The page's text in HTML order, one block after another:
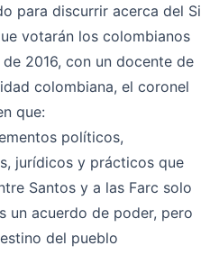
para discurrir acerca del Si
votarán los colombianos
2016, con un docente de
colombiana, el coronel
que:
políticos,
jurídicos y prácticos que
Santos y a las Farc solo
un acuerdo de poder, pero
del pueblo